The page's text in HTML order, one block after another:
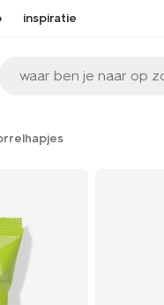
inspiratie
waar ben je naar op